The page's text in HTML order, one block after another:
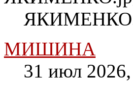
МИШИНА
31 июл